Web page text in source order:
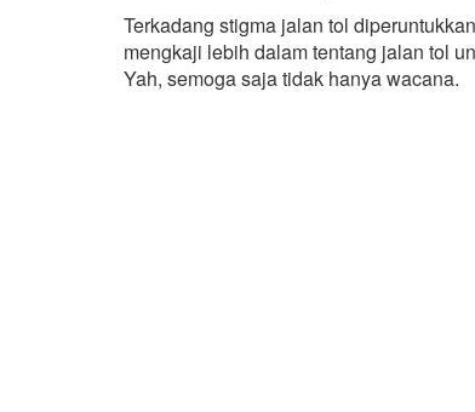
Terkadang stigma jalan tol
mengkaji lebih dalam tentang jalan tol
Yah, semoga saja tidak hanya wacana.